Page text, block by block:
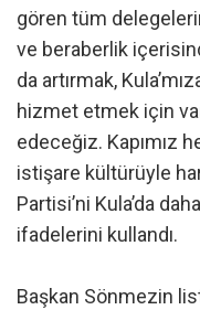
gören tüm
ve beraberlik
da artırmak,
hizmet etmek için
edeceğiz. Kapımız
istişare kültürüyle
Partisi’ni Kula’da
ifadelerini kullandı.
Başkan Sönmezin